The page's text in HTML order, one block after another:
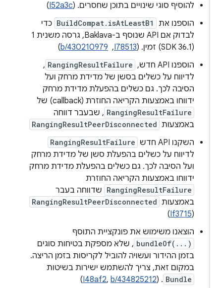
להוסיף סוגי שינויים בתוכן שחסרים. (I52a3c
)
הוספנו את BuildCompat.isAtLeastB1 כדי
לבדוק אם API שנוסף ב-Baklava, גרסה משנית 1
I78513
, ‏
b/430210979
)
הוספנו API חדש,‏
RangingResultFailure
,
לדיווח על כשלים בסשן של מדידת מרחק ועל
הסיבה לכך. גם כשלים בהפעלת מדידת מרחק
ידווחו באמצעות הקריאה החוזרת (callback) של
RangingResultFailure , שבעבר דווחה
באמצעות RangingResultPeerDisconnected
השקנו API חדש RangingResultFailure
לדיווח על כשלים בהפעלת סשן של מדידת מרחק
ועל הסיבה לכך. גם כשלים בהפעלת מדידת מרחק
ידווחו באמצעות הקריאה החוזרת
RangingResultFailure שדווחה בעבר
באמצעות RangingResultPeerDisconnected
If3715
)
הוצאנו משימוש את פונקציית התוסף
bundleOf(...) , שלא מספקת בטיחות סוגים
בזמן ההידור ועשויה להוביל לקריסות בזמן הריצה.
במקום זאת, צריך להשתמש ישירות בשיטות
Bundle
. (
I48af2,b/434825212
)